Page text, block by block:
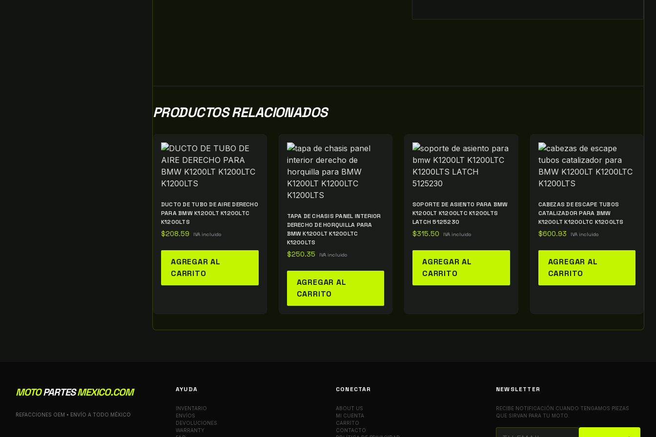
PRODUCTOS RELACIONADOS
DUCTO DE TUBO DE AIRE DERECHO
PARA BMW K1200LT K1200LTC
K1200LTS
$208.59 IVA incluido
AGREGAR AL
CARRITO
TAPA DE CHASIS PANEL INTERIOR
DERECHO DE HORQUILLA PARA
BMW K1200LT K1200LTC
K1200LTS
$250.35 IVA incluido
AGREGAR AL
CARRITO
SOPORTE DE ASIENTO PARA BMW
K1200LT K1200LTC K1200LTS
LATCH 5125230
$315.50 IVA incluido
AGREGAR AL
CARRITO
CABEZAS DE ESCAPE TUBOS
CATALIZADOR PARA BMW
K1200LT K1200LTC K1200LTS
$600.93 IVA incluido
AGREGAR AL
CARRITO
MOTOPARTESMEXICO.COM
REFACCIONES OEM • ENVÍO A TODO MÉXICO
AYUDA
INVENTARIO
ENVÍOS
DEVOLUCIONES
WARRANTY
CONECTAR
ABOUT US
MI CUENTA
CARRITO
CONTACTO
NEWSLETTER
RECIBE NOTIFICACIÓN CUANDO TENGAMOS PIEZAS
QUE SIRVAN PARA TU MOTO.